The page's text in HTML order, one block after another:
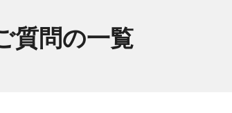
大電流基板
質問の一覧